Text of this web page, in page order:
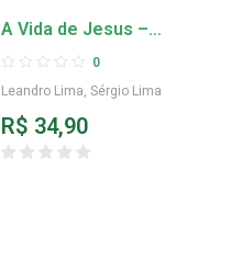
A Vida de Jesus –
Volume 1
0
Leandro Lima, Sérgio Lima
R$ 34,90